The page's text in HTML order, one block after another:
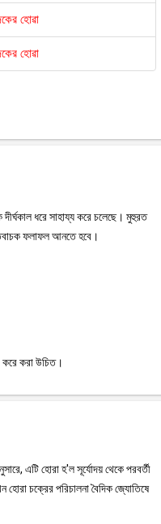
হোৱা
হোৱা
ধরে সাহায্য করে চলেছে। মুহুরত
ফলাফল আনতে হবে।
করে করা উচিত।
এটি হোরা হ'ল সূর্যোদয় থেকে পরবর্তী
হোরা চক্রের পরিচালনা বৈদিক জ্যোতিষে